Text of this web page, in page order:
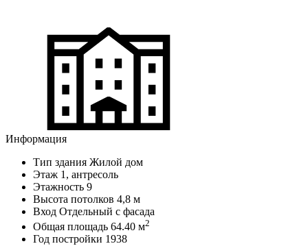
Информация
Тип здания Жилой дом
Этаж 1, антресоль
Этажность 9
Высота потолков 4,8 м
Вход Отдельный с фасада
Общая площадь 64.40 м2
Год постройки 1938